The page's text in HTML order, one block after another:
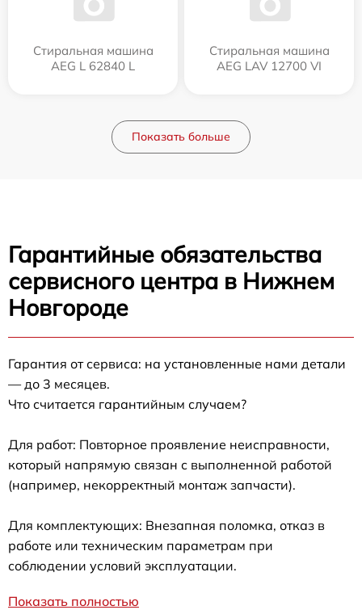
Стиральная машина
AEG L 62840 L
Стиральная машина
AEG LAV 12700 VI
Показать больше
Гарантийные обязательства
сервисного центра в Нижнем
Новгороде
Гарантия от сервиса: на установленные нами детали
— до 3 месяцев.
Что считается гарантийным случаем?
Для работ: Повторное проявление неисправности,
который напрямую связан с выполненной работой
(например, некорректный монтаж запчасти).
Для комплектующих: Внезапная поломка, отказ в
работе или техническим параметрам при
соблюдении условий эксплуатации.
Показать полностью